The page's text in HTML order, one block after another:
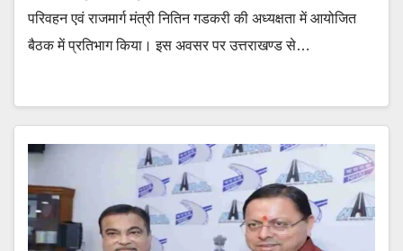
परिवहन एवं राजमार्ग मंत्री नितिन गडकरी की अध्यक्षता में आयोजित
बैठक में प्रतिभाग किया। इस अवसर पर उत्तराखण्ड से…